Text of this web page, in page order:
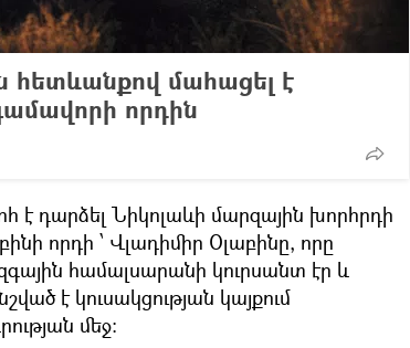
հետևանքով մահացել է
որդին
է դարձել Նիկոլաևի մարզային խորհրդի
որդի ՝ Վլադիմիր Օլաբինը, որը
համալսարանի կուրսանտ էր և
է կուսակցության կայքում
մեջ: